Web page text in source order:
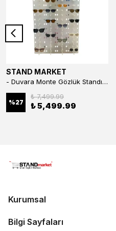
STAND MARKET
- Duvara Monte Gözlük Standı 56'li Pleksi Glass | 99x67 cm Gözlük Teşhir Standı
%27
₺ 7,499.99
₺ 5,499.99
Kurumsal
Bilgi Sayfaları